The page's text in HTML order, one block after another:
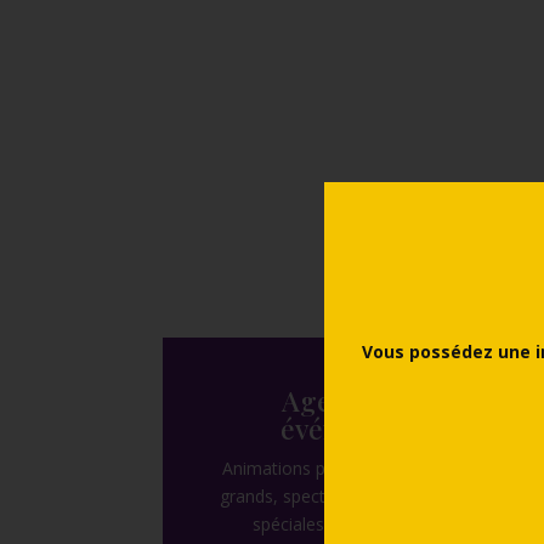
Vous possédez une
Agenda des
événements
Animations pour les enfants et les
grands, spectacles estivaux, visites
spéciales, expositions, etc.